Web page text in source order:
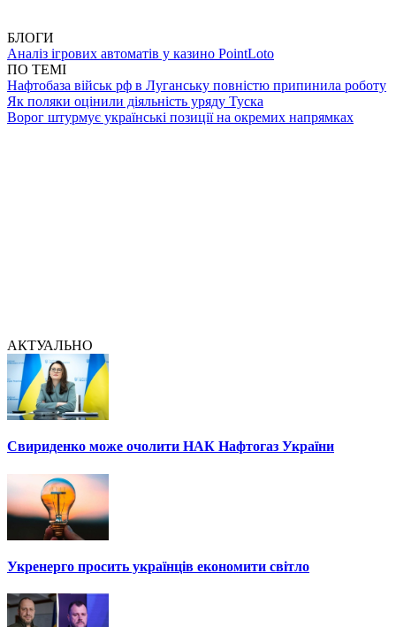
БЛОГИ
Аналіз ігрових автоматів у казино PointLoto
ПО ТЕМІ
Нафтобаза військ рф в Луганську повністю припинила роботу
Як поляки оцінили діяльність уряду Туска
Ворог штурмує українські позиції на окремих напрямках
АКТУАЛЬНО
Свириденко може очолити НАК Нафтогаз України
Укренерго просить українців економити світло